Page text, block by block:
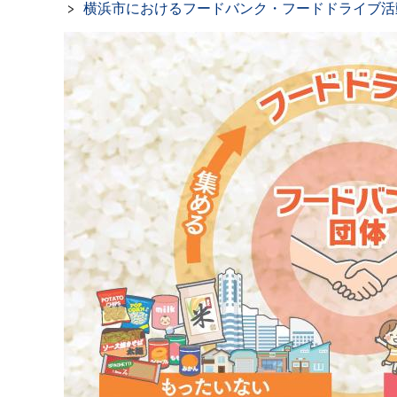
横浜市におけるフードバンク・フードドライブ